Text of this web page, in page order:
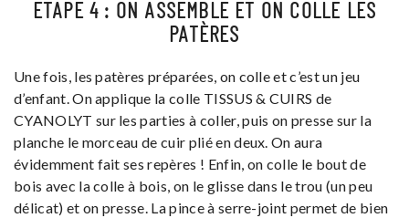
ETAPE 4 : ON ASSEMBLE ET ON COLLE LES
PATÈRES
Une fois, les patères préparées, on colle et c’est un jeu
d’enfant. On applique la colle TISSUS & CUIRS de
CYANOLYT sur les parties à coller, puis on presse sur la
planche le morceau de cuir plié en deux. On aura
évidemment fait ses repères ! Enfin, on colle le bout de
bois avec la colle à bois, on le glisse dans le trou (un peu
délicat) et on presse. La pince à serre-joint permet de bien